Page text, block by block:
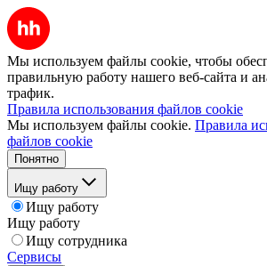
Мы используем файлы cookie, чтобы
правильную работу нашего веб-сайта и
трафик.
Правила использования файлов cookie
Мы используем файлы cookie. Правила
файлов cookie
Понятно
Ищу работу
Ищу работу
Ищу работу
Ищу сотрудника
Сервисы